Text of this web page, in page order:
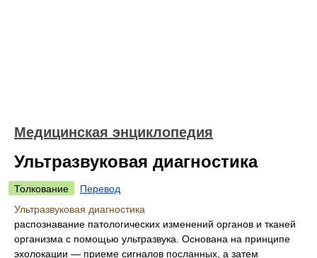
Медицинская энциклопедия
Ультразвуковая диагностика
Толкование
Перевод
Ультразвуковая диагностика
распознавание патологических изменений органов и тканей
организма с помощью ультразвука. Основана на принципе
эхолокации — приеме сигналов посланных, а затем